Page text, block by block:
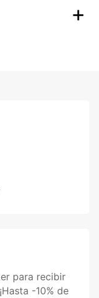
para recibir
-10% de